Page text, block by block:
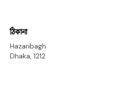
ঠিকানা
Hazaribagh
Dhaka, 1212